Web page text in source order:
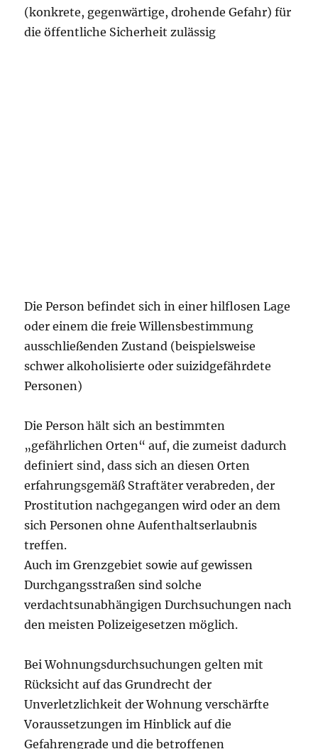
(konkrete, gegenwärtige, drohende Gefahr) für
die öffentliche Sicherheit zulässig
Die Person befindet sich in einer hilflosen Lage
oder einem die freie Willensbestimmung
ausschließenden Zustand (beispielsweise
schwer alkoholisierte oder suizidgefährdete
Personen)
Die Person hält sich an bestimmten
„gefährlichen Orten“ auf, die zumeist dadurch
definiert sind, dass sich an diesen Orten
erfahrungsgemäß Straftäter verabreden, der
Prostitution nachgegangen wird oder an dem
sich Personen ohne Aufenthaltserlaubnis
treffen.
Auch im Grenzgebiet sowie auf gewissen
Durchgangsstraßen sind solche
verdachtsunabhängigen Durchsuchungen nach
den meisten Polizeigesetzen möglich.
Bei Wohnungsdurchsuchungen gelten mit
Rücksicht auf das Grundrecht der
Unverletzlichkeit der Wohnung verschärfte
Voraussetzungen im Hinblick auf die
Gefahrengrade und die betroffenen